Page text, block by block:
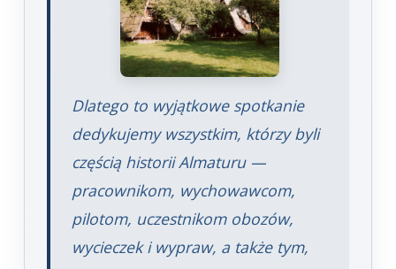
Dlatego to wyjątkowe spotkanie
dedykujemy wszystkim, którzy byli
częścią historii Almaturu —
pracownikom, wychowawcom,
pilotom, uczestnikom obozów,
wycieczek i wypraw, a także tym,